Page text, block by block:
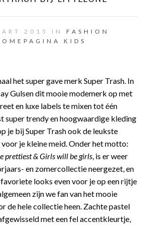
2015 IN FASHION
KIDS
het super gave merk Super Trash. In
Gulsen dit mooie modemerk op met
en luxe labels te mixen tot één
super trendy en hoogwaardige kleding
je bij Super Trash ook de leukste
je kleine meid. Onder het motto:
prettiest & Girls will be girls, is er weer
en zomercollectie neergezet, en
looks even voor je op een rijtje
zijn we fan van het mooie
de hele collectie heen. Zachte pastel
met een fel accentkleurtje,